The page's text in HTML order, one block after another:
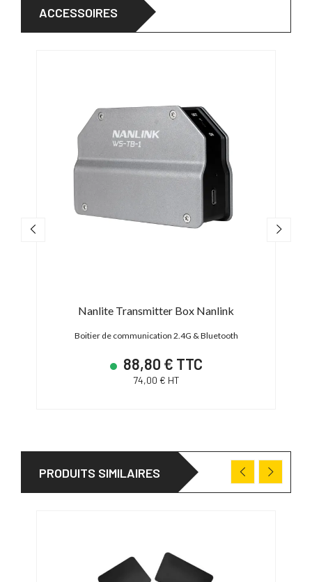
ACCESSOIRES
Nanlite Transmitter Box Nanlink
Boitier de communication 2.4G & Bluetooth
88,80 € TTC
74,00 € HT
PRODUITS SIMILAIRES